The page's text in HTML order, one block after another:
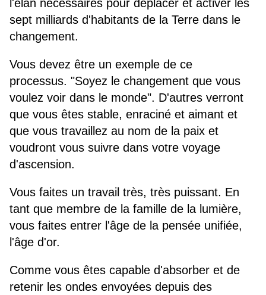
l'élan nécessaires pour déplacer et activer les
sept milliards d'habitants de la Terre dans le
changement.
Vous devez être un exemple de ce
processus. "Soyez le changement que vous
voulez voir dans le monde". D'autres verront
que vous êtes stable, enraciné et aimant et
que vous travaillez au nom de la paix et
voudront vous suivre dans votre voyage
d'ascension.
Vous faites un travail très, très puissant. En
tant que membre de la famille de la lumière,
vous faites entrer l'âge de la pensée unifiée,
l'âge d'or.
Comme vous êtes capable d'absorber et de
retenir les ondes envoyées depuis des